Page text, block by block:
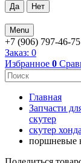
Menu
+7 (906) 797-46-75
Заказ: 0
Избранное 0
Главная
Запчасти
скутер
скутер
поршневые